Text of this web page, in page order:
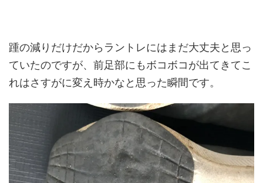
踵の減りだけだからラントレにはまだ大丈夫と思っ
ていたのですが、前足部にもボコボコが出てきてこ
れはさすがに変え時かなと思った瞬間です。